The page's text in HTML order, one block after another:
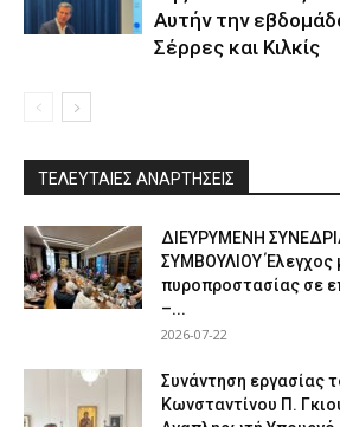
Αυτήν την
Σέρρες και Κιλκίς
ΤΕΛΕΥΤΑΙΕΣ ΑΝΑΡΤΗΣΕΙΣ
ΔΙΕΥΡΥΜΕΝΗ
ΣΥΜΒΟΥΛΙΟΥ Έλεγχος
πυροπροστασίας σε
–...
2026-07-22
Συνάντηση εργασίας
Κωνσταντίνου Π.